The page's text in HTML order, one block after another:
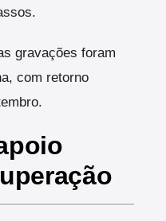
gravações foram
com retorno